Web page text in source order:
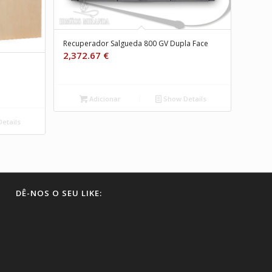
Recuperador Salgueda 800 GV Dupla Face
2,372.67 €
Adicionar Show Details
DÊ-NOS O SEU LIKE: